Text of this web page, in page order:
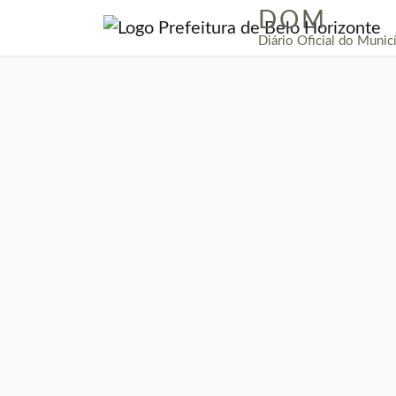
| DOM
Diário Oficial do